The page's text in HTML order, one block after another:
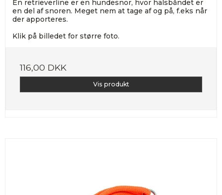
En retrieverline er en hundesnor, hvor halsbåndet er
en del af snoren. Meget nem at tage af og på, f.eks når
der apporteres.
Klik på billedet for større foto.
116,00 DKK
Vis produkt